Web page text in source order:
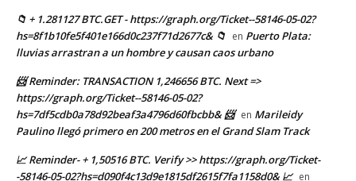
📁 + 1.281127 BTC.GET - https://graph.org/Ticket--58146-05-02?
hs=8f1b10fe5f401e166d0c237f71d2677c& 📁 en Puerto Plata:
lluvias arrastran a un hombre y causan caos urbano
📨 Reminder: TRANSACTION 1,246656 BTC. Next =>
https://graph.org/Ticket--58146-05-02?
hs=7df5cdb0a78d92beaf3a4796d60fbcbb& 📨 en Marileidy
Paulino llegó primero en 200 metros en el Grand Slam Track
📈 Reminder- + 1,50516 BTC. Verify >> https://graph.org/Ticket-
-58146-05-02?hs=d090f4c13d9e1815df2615f7fa1158d0& 📈 en